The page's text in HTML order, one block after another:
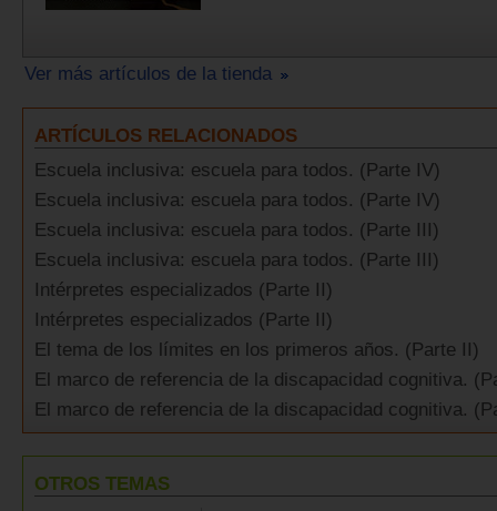
Ver más artículos de la tienda
ARTÍCULOS RELACIONADOS
Escuela inclusiva: escuela para todos. (Parte IV)
Escuela inclusiva: escuela para todos. (Parte IV)
Escuela inclusiva: escuela para todos. (Parte III)
Escuela inclusiva: escuela para todos. (Parte III)
Intérpretes especializados (Parte II)
Intérpretes especializados (Parte II)
El tema de los límites en los primeros años. (Parte II)
El marco de referencia de la discapacidad cognitiva.
El marco de referencia de la discapacidad cognitiva.
OTROS TEMAS